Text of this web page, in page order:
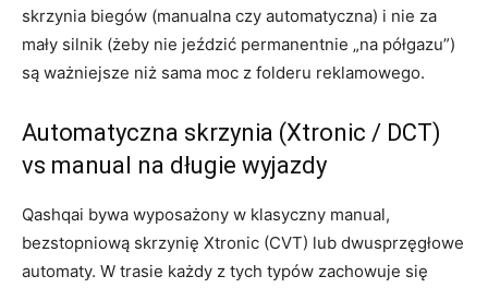
skrzynia biegów (manualna czy automatyczna) i nie za
mały silnik (żeby nie jeździć permanentnie „na półgazu”)
są ważniejsze niż sama moc z folderu reklamowego.
Automatyczna skrzynia (Xtronic / DCT)
vs manual na długie wyjazdy
Qashqai bywa wyposażony w klasyczny manual,
bezstopniową skrzynię Xtronic (CVT) lub dwusprzęgłowe
automaty. W trasie każdy z tych typów zachowuje się